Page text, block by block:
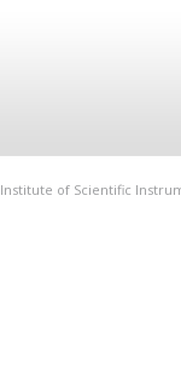
Institute of Scientific